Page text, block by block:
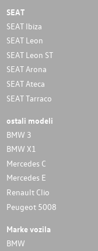
SEAT
SEAT Ibiza
SEAT Leon
SEAT Leon ST
SEAT Arona
SEAT Ateca
SEAT Tarraco
ostali modeli
BMW 3
BMW X1
Mercedes C
Mercedes E
Renault Clio
Peugeot 5008
Marke vozila
BMW